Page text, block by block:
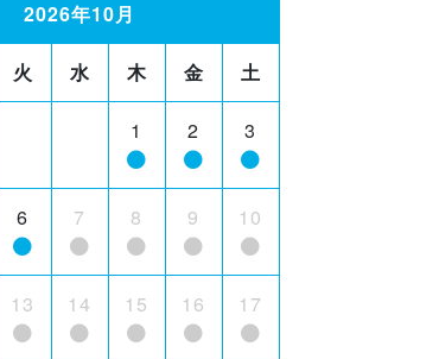
2026年10月
火 水 木 金 土
1 2 3
6 7 8 9 10
13 14 15 16 17